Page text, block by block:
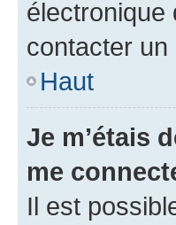
électronique
contacter un
Haut
Je m’étais
me
Il est